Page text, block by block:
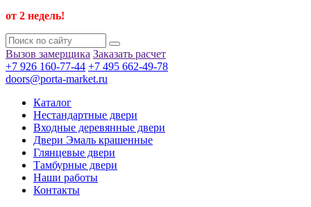
от 2 недель!
Вызов замерщика Заказать расчет
+7 926 160-77-44 +7 495 662-49-78
doors@porta-market.ru
Каталог
Нестандартные двери
Входные деревянные двери
Двери Эмаль крашенные
Глянцевые двери
Тамбурные двери
Наши работы
Контакты